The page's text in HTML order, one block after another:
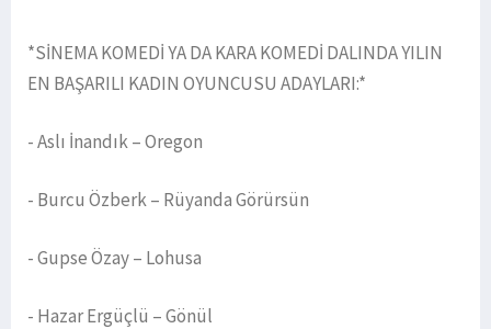
*SİNEMA KOMEDİ YA DA KARA KOMEDİ DALINDA YILIN
EN BAŞARILI KADIN OYUNCUSU ADAYLARI:*
- Aslı İnandık – Oregon
- Burcu Özberk – Rüyanda Görürsün
- Gupse Özay – Lohusa
- Hazar Ergüçlü – Gönül